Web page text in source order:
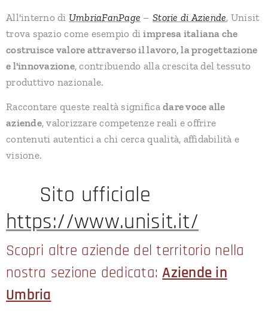
All'interno di UmbriaFanPage –Storie di Aziende, Unisit
trova spazio come esempio diimpresa italiana che
costruisce valore attraverso il lavoro, la progettazione
e l'innovazione, contribuendo alla crescita del tessuto
produttivo nazionale.
Raccontare queste realtà significadare voce alle
aziende, valorizzare competenze reali e offrire
contenuti autentici a chi cerca qualità, affidabilità e
visione.
🔗 Sito ufficiale 👉
https://www.unisit.it/
Scopri altre aziende del territorio nella
nostra sezione dedicata:Aziende in
Umbria